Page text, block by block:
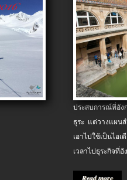
ประสบการณ์ที่อัง
ธุระ แต่วางแผน
เอาไปใช้เป็นไอ
เวลาไปธุระกิจที่อั
Read more